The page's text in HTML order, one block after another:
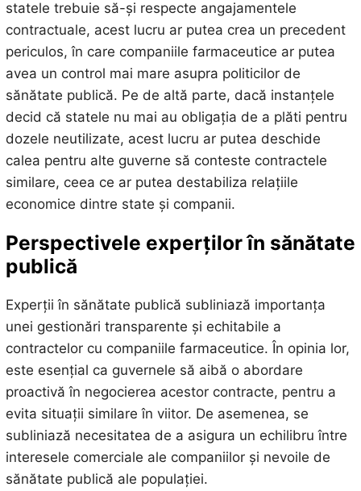
statele trebuie să-și respecte angajamentele
contractuale, acest lucru ar putea crea un precedent
periculos, în care companiile farmaceutice ar putea
avea un control mai mare asupra politicilor de
sănătate publică. Pe de altă parte, dacă instanțele
decid că statele nu mai au obligația de a plăti pentru
dozele neutilizate, acest lucru ar putea deschide
calea pentru alte guverne să conteste contractele
similare, ceea ce ar putea destabiliza relațiile
economice dintre state și companii.
Perspectivele experților în sănătate
publică
Experții în sănătate publică subliniază importanța
unei gestionări transparente și echitabile a
contractelor cu companiile farmaceutice. În opinia lor,
este esențial ca guvernele să aibă o abordare
proactivă în negocierea acestor contracte, pentru a
evita situații similare în viitor. De asemenea, se
subliniază necesitatea de a asigura un echilibru între
interesele comerciale ale companiilor și nevoile de
sănătate publică ale populației.